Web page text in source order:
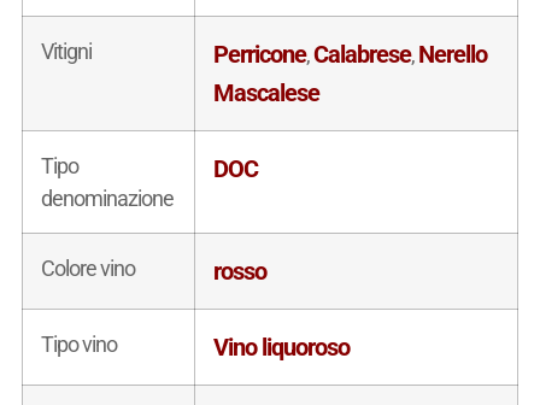
Vitigni Perricone,Calabrese,Nerello
Mascalese
Tipo
denominazione
DOC
Colore vino rosso
Tipo vino Vino liquoroso